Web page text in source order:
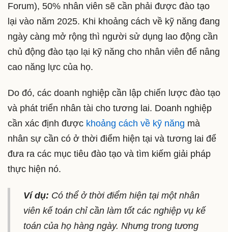
Forum), 50% nhân viên sẽ cần phải được đào tạo
lại vào năm 2025. Khi khoảng cách về kỹ năng đang
ngày càng mở rộng thì người sử dụng lao động cần
chủ động đào tạo lại kỹ năng cho nhân viên để nâng
cao năng lực của họ.
Do đó, các doanh nghiệp cần lập chiến lược đào tạo
và phát triển nhân tài cho tương lai. Doanh nghiệp
cần xác định được khoảng cách về kỹ năng mà
nhân sự cần có ở thời điểm hiện tại và tương lai để
đưa ra các mục tiêu đào tạo và tìm kiếm giải pháp
thực hiện nó.
Ví dụ: Có thể ở thời điểm hiện tại một nhân
viên kế toán chỉ cần làm tốt các nghiệp vụ kế
toán của họ hàng ngày. Nhưng trong tương